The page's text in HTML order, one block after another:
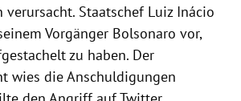
verursacht. Staatschef Luiz Inácio
Vorgänger Bolsonaro vor,
zu haben. Der
wies die Anschuldigungen